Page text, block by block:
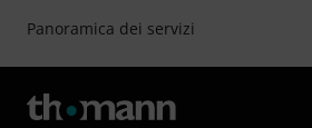
Panoramica dei servizi